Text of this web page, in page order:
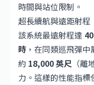
時間與站位限制。
超長續航與遠距射程
該系統最遠射程達
時 ，在同類巡飛彈
約 18,000 英尺 （
力。這樣的性能指標